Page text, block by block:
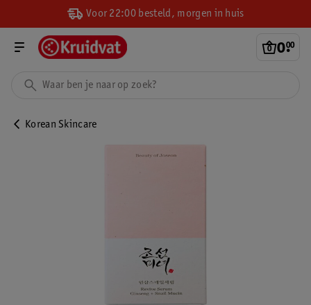
Voor 22:00 besteld, morgen in huis
0.
00
Korean Skincare